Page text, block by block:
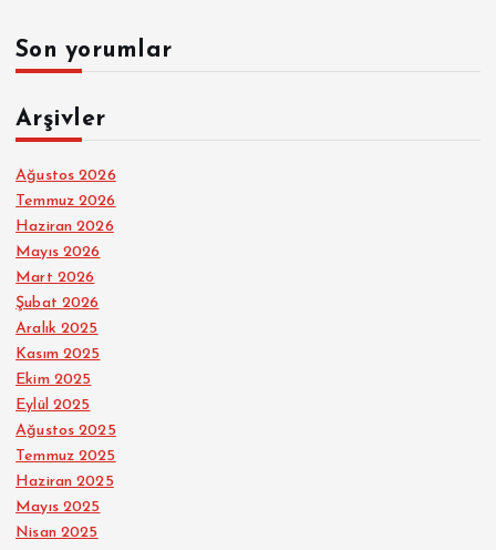
Son yorumlar
Arşivler
Ağustos 2026
Temmuz 2026
Haziran 2026
Mayıs 2026
Mart 2026
Şubat 2026
Aralık 2025
Kasım 2025
Ekim 2025
Eylül 2025
Ağustos 2025
Temmuz 2025
Haziran 2025
Mayıs 2025
Nisan 2025